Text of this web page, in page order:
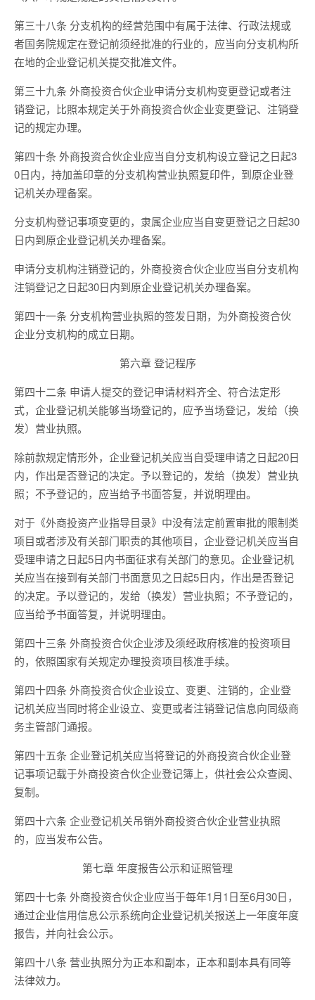
第三十八条 分支机构的经营范围中有属于法律、行政法规或
者国务院规定在登记前须经批准的行业的，应当向分支机构所
在地的企业登记机关提交批准文件。
第三十九条 外商投资合伙企业申请分支机构变更登记或者注
销登记，比照本规定关于外商投资合伙企业变更登记、注销登
记的规定办理。
第四十条 外商投资合伙企业应当自分支机构设立登记之日起3
0日内，持加盖印章的分支机构营业执照复印件，到原企业登
记机关办理备案。
分支机构登记事项变更的，隶属企业应当自变更登记之日起30
日内到原企业登记机关办理备案。
申请分支机构注销登记的，外商投资合伙企业应当自分支机构
注销登记之日起30日内到原企业登记机关办理备案。
第四十一条 分支机构营业执照的签发日期，为外商投资合伙
企业分支机构的成立日期。
第六章 登记程序
第四十二条 申请人提交的登记申请材料齐全、符合法定形
式，企业登记机关能够当场登记的，应予当场登记，发给（换
发）营业执照。
除前款规定情形外，企业登记机关应当自受理申请之日起20日
内，作出是否登记的决定。予以登记的，发给（换发）营业执
照；不予登记的，应当给予书面答复，并说明理由。
对于《外商投资产业指导目录》中没有法定前置审批的限制类
项目或者涉及有关部门职责的其他项目，企业登记机关应当自
受理申请之日起5日内书面征求有关部门的意见。企业登记机
关应当在接到有关部门书面意见之日起5日内，作出是否登记
的决定。予以登记的，发给（换发）营业执照；不予登记的，
应当给予书面答复，并说明理由。
第四十三条 外商投资合伙企业涉及须经政府核准的投资项目
的，依照国家有关规定办理投资项目核准手续。
第四十四条 外商投资合伙企业设立、变更、注销的，企业登
记机关应当同时将企业设立、变更或者注销登记信息向同级商
务主管部门通报。
第四十五条 企业登记机关应当将登记的外商投资合伙企业登
记事项记载于外商投资合伙企业登记簿上，供社会公众查阅、
复制。
第四十六条 企业登记机关吊销外商投资合伙企业营业执照
的，应当发布公告。
第七章 年度报告公示和证照管理
第四十七条 外商投资合伙企业应当于每年1月1日至6月30日，
通过企业信用信息公示系统向企业登记机关报送上一年度年度
报告，并向社会公示。
第四十八条 营业执照分为正本和副本，正本和副本具有同等
法律效力。